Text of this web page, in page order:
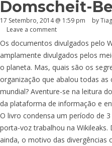
Domscheit-
17 Setembro, 2014 @ 1:59 pm by
Leave a comment
Os documentos divulgados pelo
amplamente divulgados pelos
o planeta. Mas, quais são os
organização que abalou todas
mundial? Aventure-se na leitura
da plataforma de informação e
O livro condensa um período de
porta-voz trabalhou na
ainda, o motivo das divergências